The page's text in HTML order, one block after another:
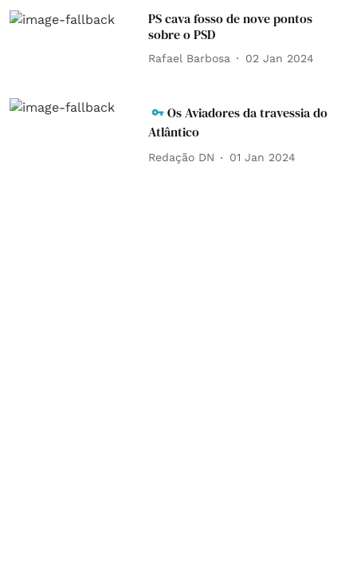
PS cava fosso de nove pontos
sobre o PSD
Rafael Barbosa 02 Jan 2024
Os Aviadores da travessia do
Atlântico
Redação DN 01 Jan 2024